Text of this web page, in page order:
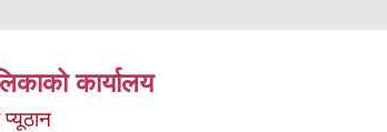
कार्यालय
प्यूठान